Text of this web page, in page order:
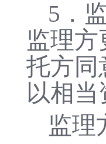
5 ．
监理
托方同
以相
监理